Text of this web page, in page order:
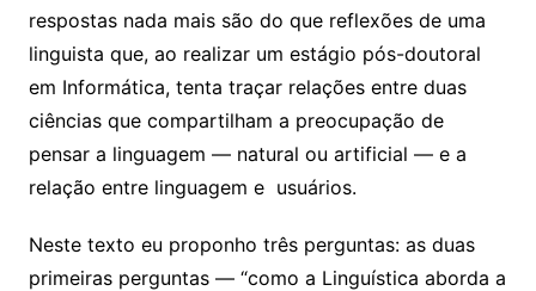
respostas nada mais são do que reflexões de uma
linguista que, ao realizar um estágio pós-doutoral
em Informática, tenta traçar relações entre duas
ciências que compartilham a preocupação de
pensar a linguagem — natural ou artificial — e a
relação entre linguagem e usuários.
Neste texto eu proponho três perguntas: as duas
primeiras perguntas — “como a Linguística aborda a